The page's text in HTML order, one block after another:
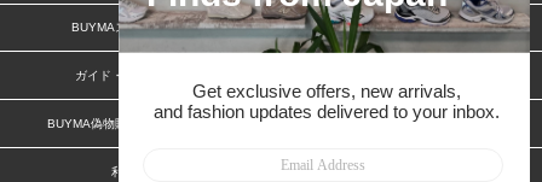
BUYMAスタートガイド 安心への取り組み
ガイド・お問い合わせ
BUYMA偽物販売防止の取り組み BUYMA CARD
利用規約